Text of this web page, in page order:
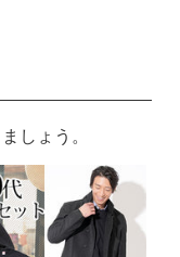
しょう。